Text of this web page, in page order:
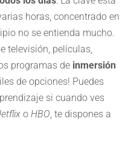
horas, concentrado en
no se entienda mucho.
televisión, películas,
programas de inmersión
de opciones! Puedes
si cuando ves
o HBO, te dispones a